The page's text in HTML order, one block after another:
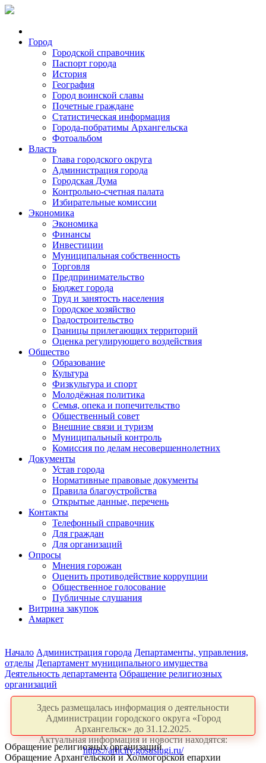
Город
Городской справочник
Паспорт города
История
География
Город воинской славы
Почетные граждане
Статистическая информация
Города-побратимы Архангельска
Фотоальбом
Власть
Глава городского округа
Администрация города
Городская Дума
Контрольно-счетная палата
Избирательные комиссии
Экономика
Экономика
Финансы
Инвестиции
Муниципальная собственность
Торговля
Предпринимательство
Бюджет города
Труд и занятость населения
Городское хозяйство
Градостроительство
Границы прилегающих территорий
Оценка регулирующего воздействия
Общество
Образование
Культура
Физкультура и спорт
Молодёжная политика
Семья, опека и попечительство
Общественный совет
Внешние связи и туризм
Муниципальный контроль
Комиссия по делам несовершеннолетних
Документы
Устав города
Нормативные правовые документы
Правила благоустройства
Открытые данные, перечень
Контакты
Телефонный справочник
Для граждан
Для организаций
Опросы
Мнения горожан
Оценить противодействие коррупции
Общественное голосование
Публичные слушания
Витрина закупок
Амаркет
Начало Администрация города Департаменты, управления,
отделы Департамент муниципального имущества
Деятельность департамента Обращение религиозных
организаций
Здесь размещалась информация о деятельности
Администрации городского округа «Город
Архангельск» до 31.12.2025.
Актуальная информация и новости находятся:
https://arhcity.gosuslugi.ru/
Обращение религиозных организаций
Обращение Архангельской и Холмогорской епархии